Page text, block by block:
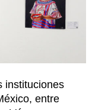
instituciones
entre